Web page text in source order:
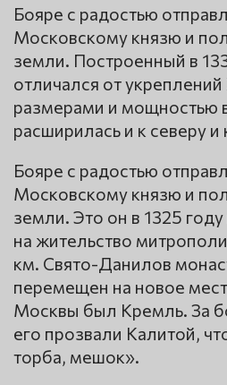
Бояре с радостью
Московскому князю и
земли. Построенный в
отличался от
размерами и мощностью
расширилась и к северу и
Бояре с радостью
Московскому князю и
земли. Это он в 1325
на жительство
км. Свято-Данилов
перемещен на новое
Москвы был Кремль. За
его прозвали Калитой,
торба, мешок».